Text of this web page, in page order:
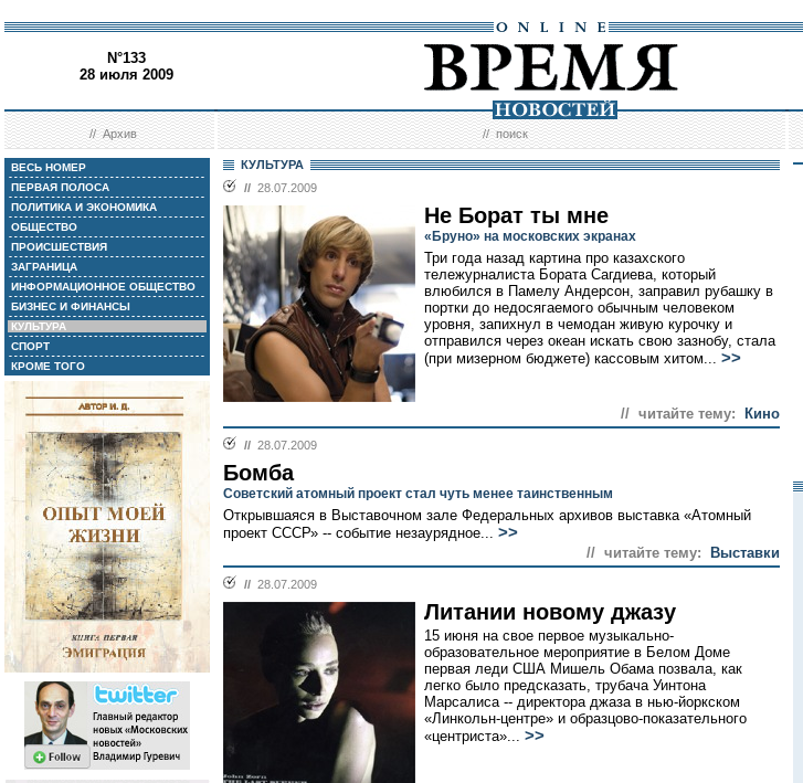
N°133
28 июля 2009
//Архив //поиск
ВЕСЬ НОМЕР
ПЕРВАЯ ПОЛОСА
ПОЛИТИКА И ЭКОНОМИКА
ОБЩЕСТВО
ПРОИСШЕСТВИЯ
ЗАГРАНИЦА
ИНФОРМАЦИОННОЕ ОБЩЕСТВО
БИЗНЕС И ФИНАНСЫ
КУЛЬТУРА
СПОРТ
КРОМЕ ТОГО
КУЛЬТУРА
// 28.07.2009
Не Борат ты мне
«Бруно» на московских экранах
Три года назад картина про казахского
тележурналиста Бората Сагдиева, который
влюбился в Памелу Андерсон, заправил рубашку в
портки до недосягаемого обычным человеком
уровня, запихнул в чемодан живую курочку и
отправился через океан искать свою зазнобу, стала
(при мизерном бюджете) кассовым хитом... >>
// читайте тему: Кино
// 28.07.2009
Бомба
Советский атомный проект стал чуть менее таинственным
Открывшаяся в Выставочном зале Федеральных архивов выставка «Атомный
проект СССР» -- событие незаурядное... >>
// читайте тему: Выставки
// 28.07.2009
Литании новому джазу
15 июня на свое первое музыкально-
образовательное мероприятие в Белом Доме
первая леди США Мишель Обама позвала, как
легко было предсказать, трубача Уинтона
Марсалиса -- директора джаза в нью-йоркском
«Линкольн-центре» и образцово-показательного
«центриста»... >>